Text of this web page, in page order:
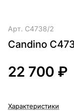
Арт. C4738/2
Candino
22 700 ₽
Характеристики